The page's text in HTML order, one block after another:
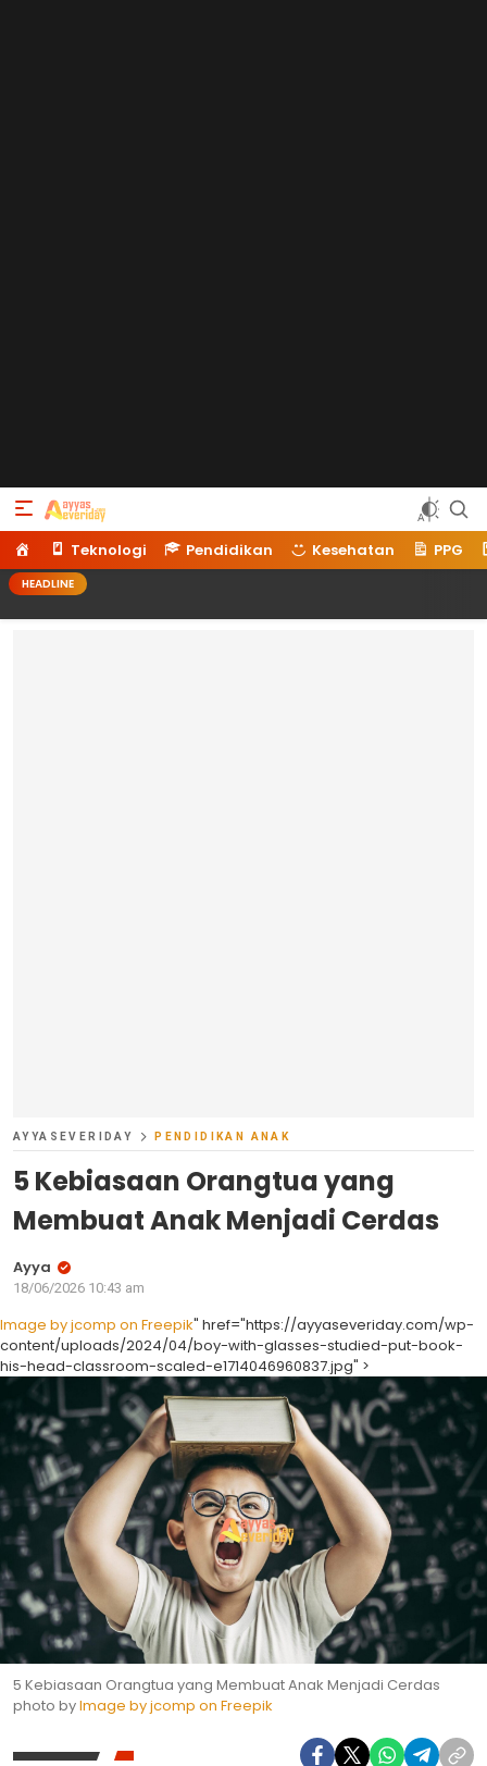
Ayyaseveriday
Beragam Informasi Hari Ini
HomeTeknologi Pendidikan Kesehatan PPG
HEADLINE
AYYASEVERIDAY PENDIDIKAN ANAK
5 Kebiasaan Orangtua yang
Membuat Anak Menjadi Cerdas
Ayya
18/06/2026 10:43 am
Image by jcomp on Freepik" href="https://ayyaseveriday.com/wp-
content/uploads/2024/04/boy-with-glasses-studied-put-book-
his-head-classroom-scaled-e1714046960837.jpg" >
5 Kebiasaan Orangtua yang Membuat Anak Menjadi Cerdas
photo byImage by jcomp on Freepik